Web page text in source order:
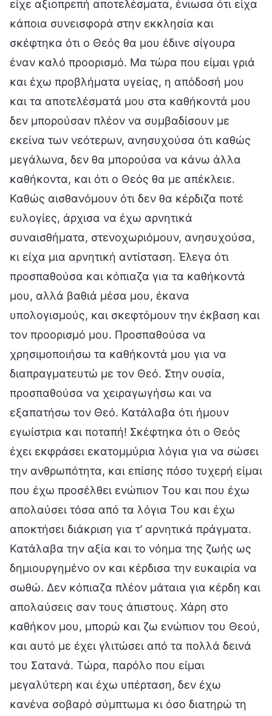
είχε αξιοπρεπή αποτελέσματα, ένιωσα ότι είχα
κάποια συνεισφορά στην εκκλησία και
σκέφτηκα ότι ο Θεός θα μου έδινε σίγουρα
έναν καλό προορισμό. Μα τώρα που είμαι γριά
και έχω προβλήματα υγείας, η απόδοσή μου
και τα αποτελέσματά μου στα καθήκοντά μου
δεν μπορούσαν πλέον να συμβαδίσουν με
εκείνα των νεότερων, ανησυχούσα ότι καθώς
μεγάλωνα, δεν θα μπορούσα να κάνω άλλα
καθήκοντα, και ότι ο Θεός θα με απέκλειε.
Καθώς αισθανόμουν ότι δεν θα κέρδιζα ποτέ
ευλογίες, άρχισα να έχω αρνητικά
συναισθήματα, στενοχωριόμουν, ανησυχούσα,
κι είχα μια αρνητική αντίσταση. Έλεγα ότι
προσπαθούσα και κόπιαζα για τα καθήκοντά
μου, αλλά βαθιά μέσα μου, έκανα
υπολογισμούς, και σκεφτόμουν την έκβαση και
τον προορισμό μου. Προσπαθούσα να
χρησιμοποιήσω τα καθήκοντά μου για να
διαπραγματευτώ με τον Θεό. Στην ουσία,
προσπαθούσα να χειραγωγήσω και να
εξαπατήσω τον Θεό. Κατάλαβα ότι ήμουν
εγωίστρια και ποταπή! Σκέφτηκα ότι ο Θεός
έχει εκφράσει εκατομμύρια λόγια για να σώσει
την ανθρωπότητα, και επίσης πόσο τυχερή είμαι
που έχω προσέλθει ενώπιον Του και που έχω
απολαύσει τόσα από τα λόγια Του και έχω
αποκτήσει διάκριση για τ’ αρνητικά πράγματα.
Κατάλαβα την αξία και το νόημα της ζωής ως
δημιουργημένο ον και κέρδισα την ευκαιρία να
σωθώ. Δεν κόπιαζα πλέον μάταια για κέρδη και
απολαύσεις σαν τους άπιστους. Χάρη στο
καθήκον μου, μπορώ και ζω ενώπιον του Θεού,
και αυτό με έχει γλιτώσει από τα πολλά δεινά
του Σατανά. Τώρα, παρόλο που είμαι
μεγαλύτερη και έχω υπέρταση, δεν έχω
κανένα σοβαρό σύμπτωμα κι όσο διατηρώ τη